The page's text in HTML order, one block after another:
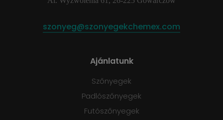
szonyeg@szonyegekchemex.com
Ajánlatunk
Szőnyegek
Padlószőnyegek
Futószőnyegek